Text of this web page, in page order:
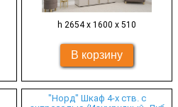
h 2654 х 1600 х 510
"Норд" Шкаф 4-х ств. с